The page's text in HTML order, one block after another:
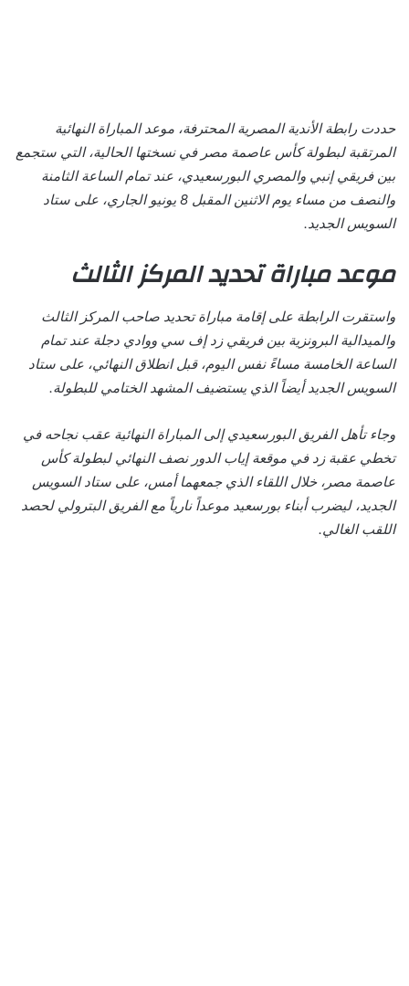
حددت رابطة الأندية المصرية المحترفة، موعد المباراة النهائية
المرتقبة لبطولة كأس عاصمة مصر في نسختها الحالية، التي ستجمع
بين فريقي إنبي والمصري البورسعيدي، عند تمام الساعة الثامنة
والنصف من مساء يوم الاثنين المقبل 8 يونيو الجاري، على ستاد
السويس الجديد.
موعد مباراة تحديد المركز الثالث
واستقرت الرابطة على إقامة مباراة تحديد صاحب المركز الثالث
والميدالية البرونزية بين فريقي زد إف سي ووادي دجلة عند تمام
الساعة الخامسة مساءً نفس اليوم، قبل انطلاق النهائي، على ستاد
السويس الجديد أيضاً الذي يستضيف المشهد الختامي للبطولة.
وجاء تأهل الفريق البورسعيدي إلى المباراة النهائية عقب نجاحه في
تخطي عقبة زد في موقعة إياب الدور نصف النهائي لبطولة كأس
عاصمة مصر، خلال اللقاء الذي جمعهما أمس، على ستاد السويس
الجديد، ليضرب أبناء بورسعيد موعداً نارياً مع الفريق البترولي لحصد
اللقب الغالي.